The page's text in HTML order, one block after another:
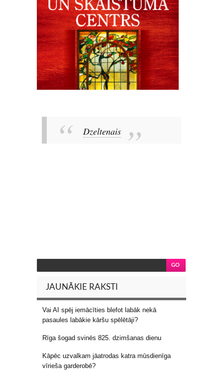
Dzeltenais
JAUNĀKIE RAKSTI
Vai AI spēj iemācīties blefot labāk nekā
pasaules labākie kāršu spēlētāji?
Rīga šogad svinēs 825. dzimšanas dienu
Kāpēc uzvalkam jāatrodas katra mūsdienīga
vīrieša garderobē?